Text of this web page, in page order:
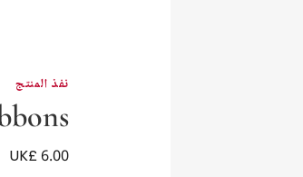
نفذ المنتج
ربطة شعر
UK£ 6.00